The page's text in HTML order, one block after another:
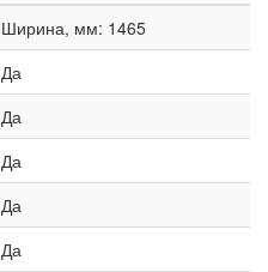
Ширина, мм: 1465
Да
Да
Да
Да
Да